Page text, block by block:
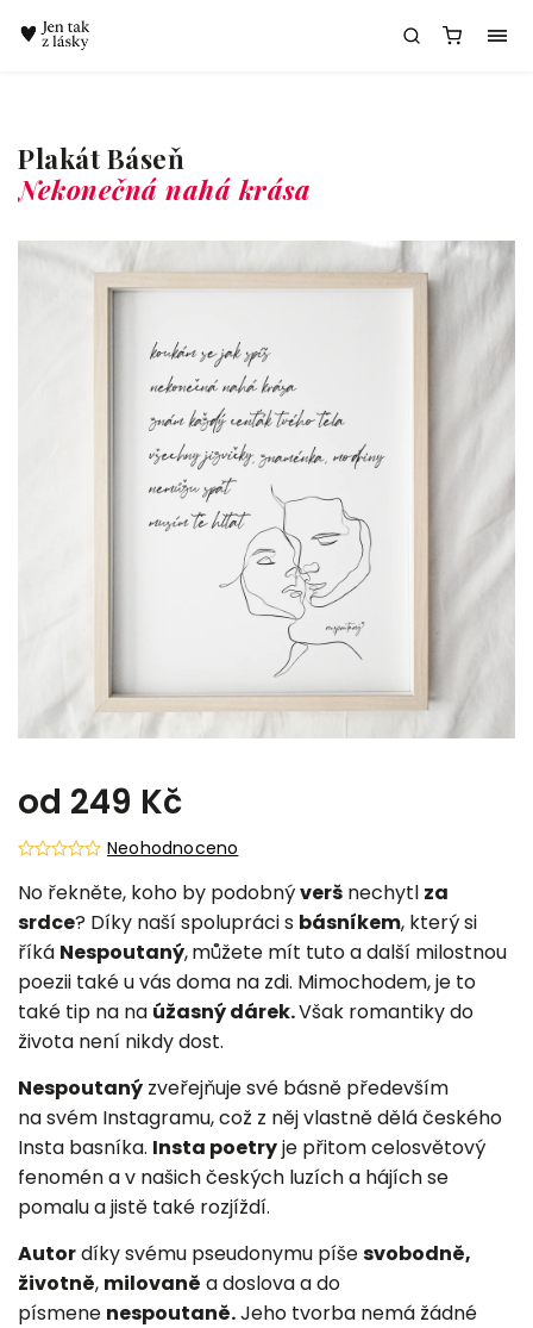
Plakát Báseň
Nekonečná nahá krása
od 249 Kč
Neohodnoceno
No řekněte, koho by podobnýverš nechytl za
srdce? Díky naší spolupráci s básníkem, který si
říká Nespoutaný,můžete mít tuto a další milostnou
poezii také u vás doma na zdi. Mimochodem, je to
také tip na na úžasný dárek.Však romantiky do
života není nikdy dost.
Nespoutaný zveřejňuje své básně především
na svém Instagramu, což z něj vlastně dělá českého
Insta basníka. Insta poetryje přitom celosvětový
fenomén a v našich českých luzích a hájích se
pomalu a jistě také rozjíždí.
Autordíky svému pseudonymu píšesvobodně,
životně, milovaně a doslova a do
písmene nespoutaně.Jeho tvorba nemá žádné